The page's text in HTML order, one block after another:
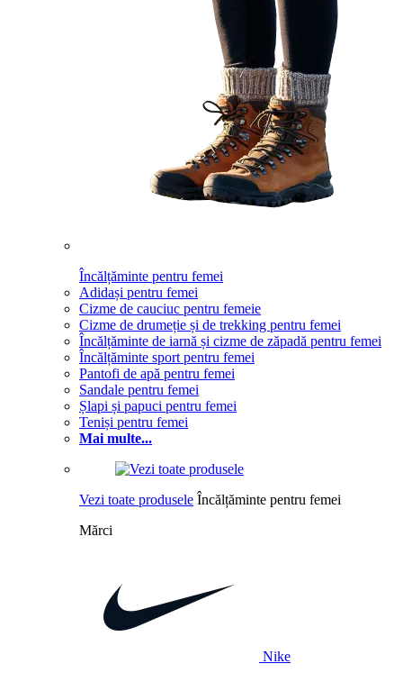
Încălțăminte pentru femei
Adidași pentru femei
Cizme de cauciuc pentru femeie
Cizme de drumeție și de trekking pentru femei
Încălțăminte de iarnă și cizme de zăpadă pentru femei
Încălțăminte sport pentru femei
Pantofi de apă pentru femei
Sandale pentru femei
Șlapi și papuci pentru femei
Teniși pentru femei
Mai multe...
Vezi toate produsele Încălțăminte pentru femei
Mărci
Nike